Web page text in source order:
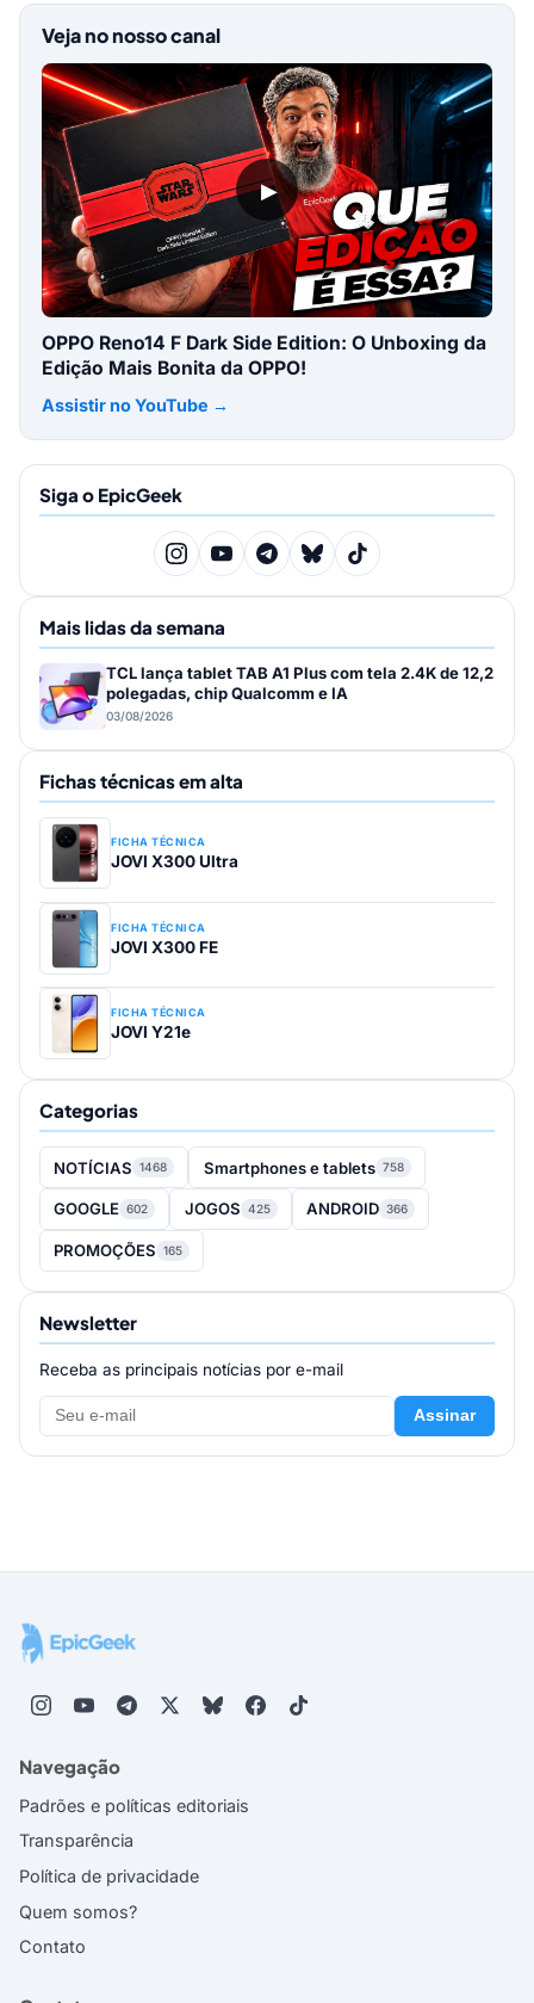
Veja no nosso canal
▶
OPPO Reno14 F Dark Side Edition: O Unboxing da
Edição Mais Bonita da OPPO!
Assistir no YouTube →
Siga o EpicGeek
Mais lidas da semana
TCL lança tablet TAB A1 Plus com tela 2.4K de 12,2
polegadas, chip Qualcomm e IA
03/08/2026
Fichas técnicas em alta
FICHA TÉCNICA
JOVI X300 Ultra
FICHA TÉCNICA
JOVI X300 FE
FICHA TÉCNICA
JOVI Y21e
Categorias
NOTÍCIAS 1468 Smartphones e tablets 758
GOOGLE 602 JOGOS 425 ANDROID 366
PROMOÇÕES 165
Newsletter
Receba as principais notícias por e-mail
Assinar
Navegação
Padrões e políticas editoriais
Transparência
Política de privacidade
Quem somos?
Contato